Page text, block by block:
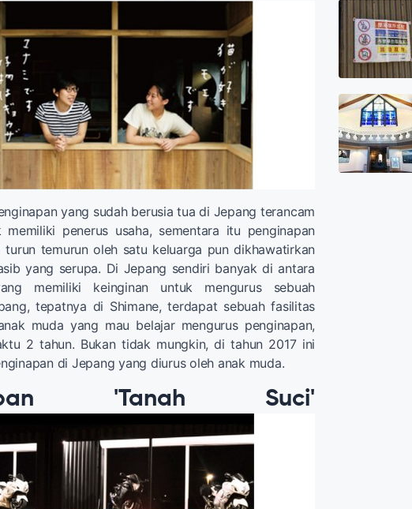
yang sudah berusia tua di Jepang terancam
penerus usaha, sementara itu penginapan
turun temurun oleh satu keluarga pun dikhawatirkan
yang serupa. Di Jepang sendiri banyak di antara
memiliki keinginan untuk mengurus sebuah
tepatnya di Shimane, terdapat sebuah fasilitas
muda yang mau belajar mengurus penginapan,
2 tahun. Bukan tidak mungkin, di tahun 2017 ini
di Jepang yang diurus oleh anak muda.
'Tanah Suci'